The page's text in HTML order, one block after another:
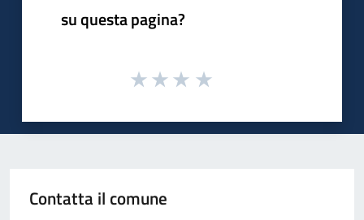
su questa pagina?
Contatta il comune